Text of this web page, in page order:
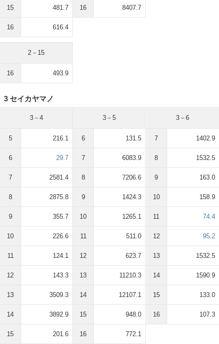
15 481.7
16 616.4
16 8407.7
2－15
16 493.9
3 セイカヤマノ
3－4
5 216.1
6 29.7
7 2581.4
8 2875.8
9 355.7
10 226.6
11 124.1
12 143.3
13 3509.3
14 3892.9
15 201.6
3－5
6 131.5
7 6083.9
8 7206.6
9 1424.3
10 1265.1
11 511.0
12 623.7
13 11210.3
14 12107.1
15 948.0
16 772.1
3－6
7 1402.9
8 1532.5
9 163.0
10 158.9
11 74.4
12 95.2
13 1532.5
14 1590.9
15 133.0
16 107.3